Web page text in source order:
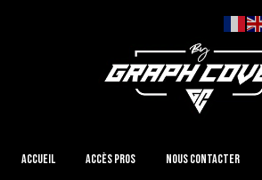
Accueil Accès Pros Nous contacter